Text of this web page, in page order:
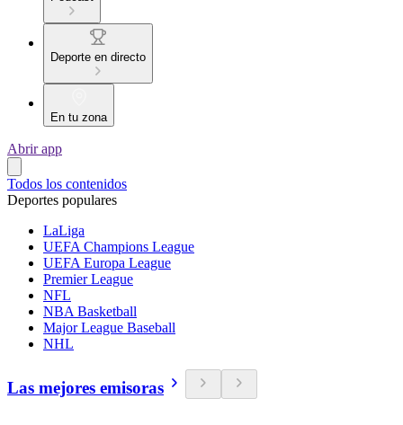
Deporte en directo
En tu zona
Abrir app
Todos los contenidos
Deportes populares
LaLiga
UEFA Champions League
UEFA Europa League
Premier League
NFL
NBA Basketball
Major League Baseball
NHL
Las mejores emisoras